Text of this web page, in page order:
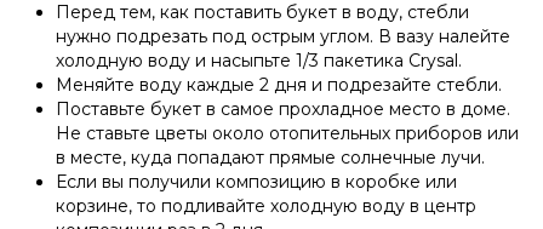
Перед тем, как поставить букет в воду, стебли
нужно подрезать под острым углом. В вазу налейте
холодную воду и насыпьте 1/3 пакетика Crysal.
Меняйте воду каждые 2 дня и подрезайте стебли.
Поставьте букет в самое прохладное место в доме.
Не ставьте цветы около отопительных приборов или
в месте, куда попадают прямые солнечные лучи.
Если вы получили композицию в коробке или
корзине, то подливайте холодную воду в центр
СМОТРИТЕ ТАКЖЕ